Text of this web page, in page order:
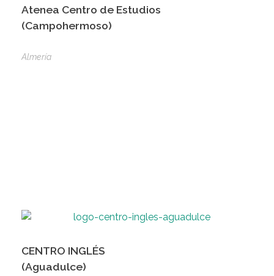
Atenea Centro de Estudios
(Campohermoso)
Almería
CENTRO INGLÉS
(Aguadulce)